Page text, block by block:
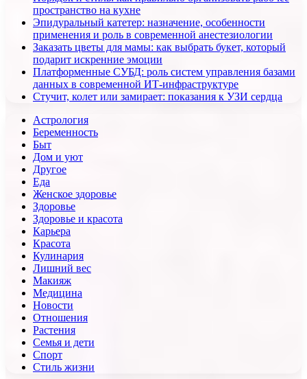
пространство на кухне
Эпидуральный катетер: назначение, особенности
применения и роль в современной анестезиологии
Заказать цветы для мамы: как выбрать букет, который
подарит искренние эмоции
Платформенные СУБД: роль систем управления базами
данных в современной ИТ-инфраструктуре
Стучит, колет или замирает: показания к УЗИ сердца
Астрология
Беременность
Быт
Дом и уют
Другое
Еда
Женское здоровье
Здоровье
Здоровье и красота
Карьера
Красота
Кулинария
Лишний вес
Макияж
Медицина
Новости
Отношения
Растения
Семья и дети
Спорт
Стиль жизни